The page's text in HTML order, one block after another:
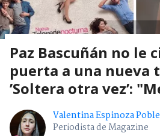
Paz Bascuñán no le
puerta a una nueva
’Soltera otra vez’:
Valentina Espinoza
Periodista de Magazine